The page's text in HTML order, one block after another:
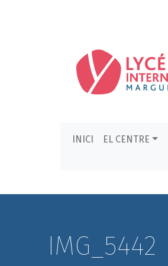
INICI EL CENTRE
IMG_5442